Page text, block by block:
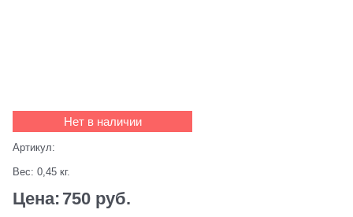
Нет в наличии
Артикул:
Вес: 0,45 кг.
Цена: 750 руб.